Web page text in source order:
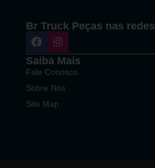
Br Truck Peças nas redes
Saiba Mais
Fale Conosco
Sobre Nós
Site Map